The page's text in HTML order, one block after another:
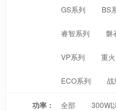
GS系列 BS
睿智系列 磐
VP系列 重
ECO系列 战
功率： 全部 300W